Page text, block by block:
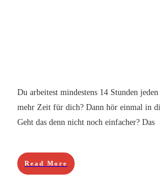
Du arbeitest mindestens 14 Stunden
mehr Zeit für dich? Dann hör einmal in
Geht das denn nicht noch einfacher? Das
Read More